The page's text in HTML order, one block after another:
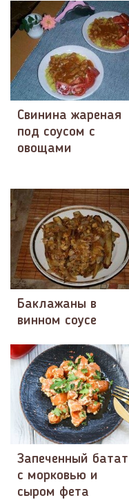
Свинина жареная
под соусом с
овощами
Баклажаны в
винном соусе
Запеченный батат
с морковью и
сыром фета